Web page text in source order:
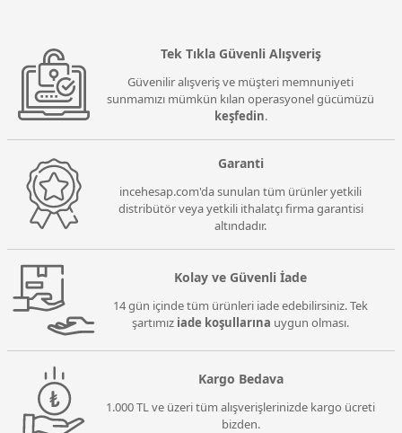
Tek Tıkla Güvenli Alışveriş
Güvenilir alışveriş ve müşteri memnuniyeti
sunmamızı mümkün kılan operasyonel gücümüzü
keşfedin.
Garanti
incehesap.com'da sunulan tüm ürünler yetkili
distribütör veya yetkili ithalatçı firma garantisi
altındadır.
Kolay ve Güvenli İade
14 gün içinde tüm ürünleri iade edebilirsiniz. Tek
şartımız iade koşullarına uygun olması.
Kargo Bedava
1.000 TL ve üzeri tüm alışverişlerinizde kargo ücreti
bizden.